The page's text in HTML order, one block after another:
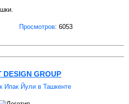
Просмотров: 6053
DESIGN GROUP
Ипак Йули в Ташкенте